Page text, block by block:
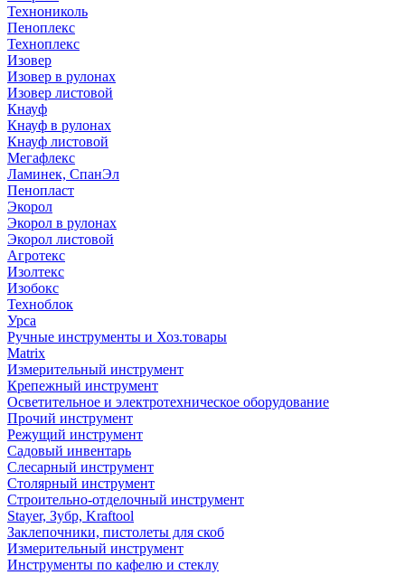
Технониколь
Пеноплекс
Техноплекс
Изовер
Изовер в рулонах
Изовер листовой
Кнауф
Кнауф в рулонах
Кнауф листовой
Мегафлекс
Ламинек, СпанЭл
Пенопласт
Экорол
Экорол в рулонах
Экорол листовой
Агротекс
Изолтекс
Изобокс
Техноблок
Урса
Ручные инструменты и Хоз.товары
Matrix
Измерительный инструмент
Крепежный инструмент
Осветительное и электротехническое оборудование
Прочий инструмент
Режущий инструмент
Садовый инвентарь
Слесарный инструмент
Столярный инструмент
Строительно-отделочный инструмент
Stayer, Зубр, Kraftool
Заклепочники, пистолеты для скоб
Измерительный инструмент
Инструменты по кафелю и стеклу